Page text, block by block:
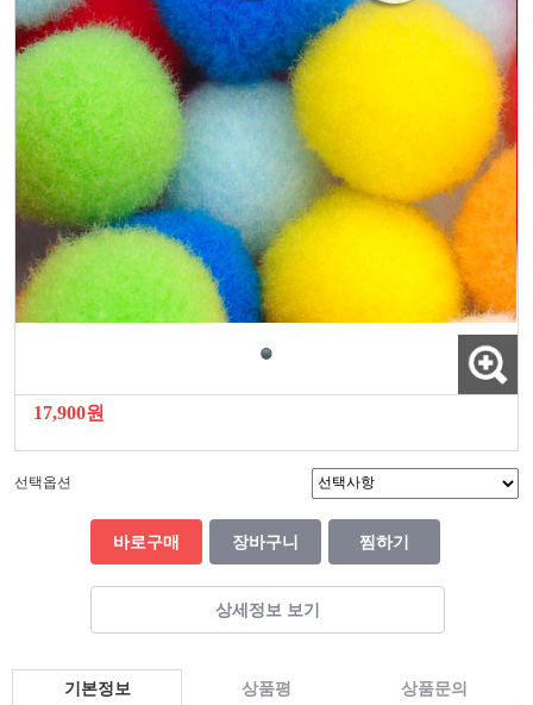
17,900원
선택옵션
바로구매 장바구니 찜하기
상세정보 보기
기본정보 상품평 상품문의